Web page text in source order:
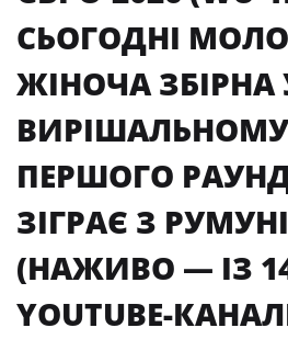
СЬОГОДНІ
ЖІНОЧА ЗБІРНА
ПЕРШОГО
ЗІГРАЄ З
(НАЖИВО — ІЗ
YOUTUBE-